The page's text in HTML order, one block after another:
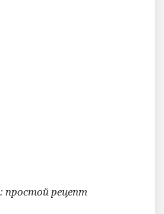
простой рецепт